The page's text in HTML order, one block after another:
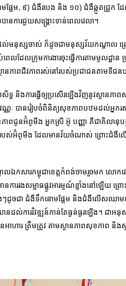
ែម, ៩) ជំងឺរបេង និង ១០) ជំងឺឆ្កួតជ្រូក ដែ
នការជួយសង្គ្រោះទាន់ពេលវេលា។
ល់មនុស្សចាស់ ក៏ដូចជាមនុស្សវ័យកណ្តាល ព្
ែលក្រុមការងារចុះធ្វើការតាមមូលដ្ឋា
នភាពជីវភាពរស់នៅរបស់ប្រជាជនតាមទីជ
និងការធ្វើឲ្យប្រសើរឡើងវិញនូវស្ថានភា
ៈ បានរៀបចំពិនិត្យសុខភាពបឋមដល់អ្នករ
ពជូនអ៊ំពូមីង អ្នកស្រី អ៊ូ បញ្ញា គឺជាគិលានុ
បស់អ៊ំពូមីង ដែលមានវ័យចំណាស់ ព្រោះជំងឺល
ល​ឯកសារកម្ពុជាខេត្តកំពង់ចាមរួចមក ល
ររងសម្ពាធផ្លូវអារម្មណ៍ខ្លាំងនៅឡើយ ព្
ដូចជា ជំងឺទឹកនោមផ្អែម និងជំងឺលើសឈាមជ
ឈានដល់ការវិវឌ្ឍន៍កាន់តែធ្ងន់ធ្ងរឡើង។
នអាហារ ត្រឹមត្រូវ តាមស្ថានភាពសុខភាព